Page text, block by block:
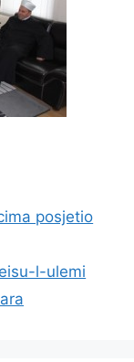
posjetio
l-ulemi